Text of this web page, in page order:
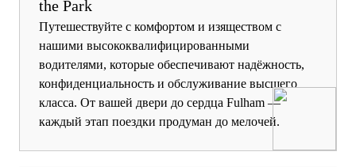
the Park
Путешествуйте с комфортом и изяществом с
нашими высококвалифицированными
водителями, которые обеспечивают надёжность,
конфиденциальность и обслуживание высшего
класса. От вашей двери до сердца Fulham —
каждый этап поездки продуман до мелочей.